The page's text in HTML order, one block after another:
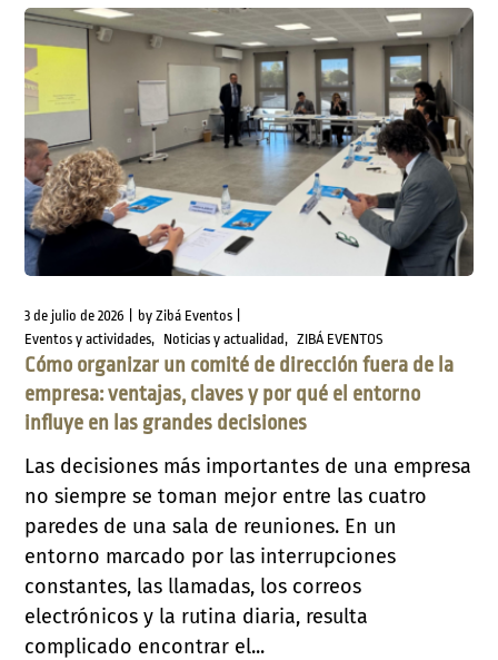
3 de julio de 2026 byZibá Eventos
Eventos y actividades
Noticias y actualidad ZIBÁ EVENTOS
Cómo organizar un comité de dirección fuera de la
empresa: ventajas, claves y por qué el entorno
influye en las grandes decisiones
Las decisiones más importantes de una empresa
no siempre se toman mejor entre las cuatro
paredes de una sala de reuniones. En un
entorno marcado por las interrupciones
constantes, las llamadas, los correos
electrónicos y la rutina diaria, resulta
complicado encontrar el...